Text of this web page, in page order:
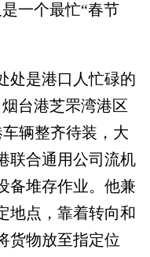
一个最忙“春节
是港口人忙碌的
台港芝罘湾港区
辆整齐待装，大
联合通用公司流机
备堆存作业。他兼
地点，靠着转向和
货物放至指定位